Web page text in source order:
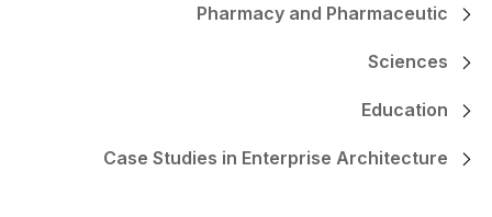
Case Studies in